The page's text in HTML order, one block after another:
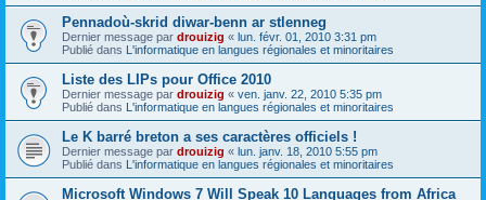
Pennadoù-skrid diwar-benn ar stlenneg
Dernier message par drouizig « lun. févr. 01, 2010 3:31 pm
Publié dans L'informatique en langues régionales et minoritaires
Liste des LIPs pour Office 2010
Dernier message par drouizig « ven. janv. 22, 2010 5:35 pm
Publié dans L'informatique en langues régionales et minoritaires
Le K barré breton a ses caractères officiels !
Dernier message par drouizig « lun. janv. 18, 2010 5:55 pm
Publié dans L'informatique en langues régionales et minoritaires
Microsoft Windows 7 Will Speak 10 Languages from Africa